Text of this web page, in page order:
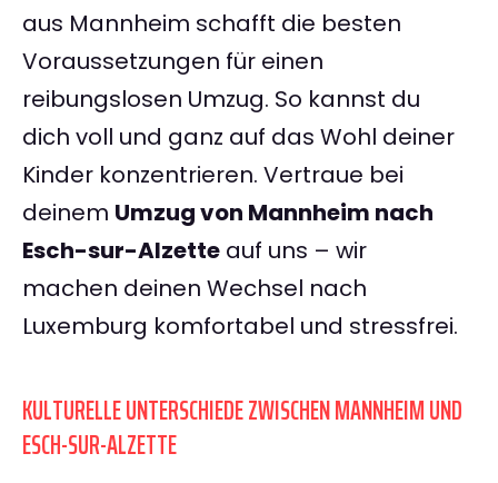
aus Mannheim schafft die besten
Voraussetzungen für einen
reibungslosen Umzug. So kannst du
dich voll und ganz auf das Wohl deiner
Kinder konzentrieren. Vertraue bei
deinem Umzug von Mannheim nach
Esch-sur-Alzette auf uns – wir
machen deinen Wechsel nach
Luxemburg komfortabel und stressfrei.
KULTURELLE UNTERSCHIEDE ZWISCHEN MANNHEIM UND
ESCH-SUR-ALZETTE